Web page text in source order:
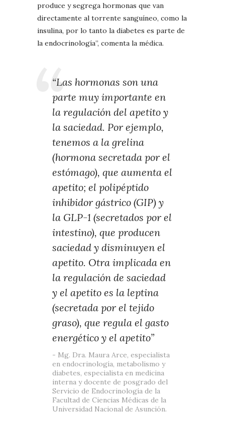
produce y segrega hormonas que van
directamente al torrente sanguíneo, como la
insulina, por lo tanto la diabetes es parte de
la endocrinología”, comenta la médica.
“Las hormonas son una
parte muy importante en
la regulación del apetito y
la saciedad. Por ejemplo,
tenemos a la grelina
(hormona secretada por el
estómago), que aumenta el
apetito; el polipéptido
inhibidor gástrico (GIP) y
la GLP-1 (secretados por el
intestino), que producen
saciedad y disminuyen el
apetito. Otra implicada en
la regulación de saciedad
y el apetito es la leptina
(secretada por el tejido
graso), que regula el gasto
energético y el apetito”
Mg. Dra. Maura Arce, especialista
en endocrinología, metabolismo y
diabetes, especialista en medicina
interna y docente de posgrado del
Servicio de Endocrinología de la
Facultad de Ciencias Médicas de la
Universidad Nacional de Asunción.